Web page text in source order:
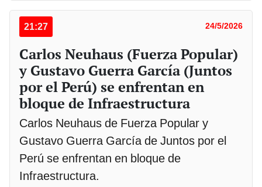
21:27 24/5/2026
Carlos Neuhaus (Fuerza Popular)
y Gustavo Guerra García (Juntos
por el Perú) se enfrentan en
bloque de Infraestructura
Carlos Neuhaus de Fuerza Popular y
Gustavo Guerra García de Juntos por el
Perú se enfrentan en bloque de
Infraestructura.